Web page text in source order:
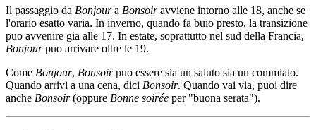
Il passaggio da Bonjoura Bonsoiravviene intorno alle 18, anche se
l'orario esatto varia. In inverno, quando fa buio presto, la transizione
puo avvenire gia alle 17. In estate, soprattutto nel sud della Francia,
Bonjourpuo arrivare oltre le 19.
Come Bonjour, Bonsoirpuo essere sia un saluto sia un commiato.
Quando arrivi a una cena, dici Bonsoir. Quando vai via, puoi dire
anche Bonsoir(oppure Bonne soirée per "buona serata").